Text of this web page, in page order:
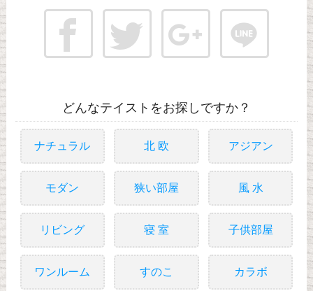
どんなテイストをお探しですか？
ナチュラル 北 欧 アジアン
モダン 狭い部屋 風 水
リビング 寝 室 子供部屋
ワンルーム すのこ カラボ